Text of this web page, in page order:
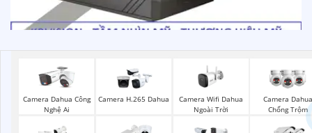
Camera Dahua Công
Nghệ Ai
Camera H.265 Dahua
Camera Wifi Dahua
Ngoài Trời
Camera Dahua
Chống Trộm